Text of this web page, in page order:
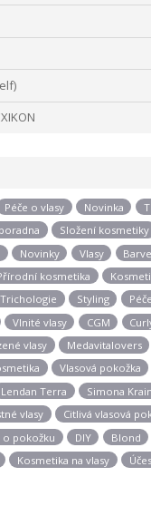
Péče o vlasy Novinka
Složení kosmetiky
Novinky Vlasy
kosmetika
Trichologie Styling
Vlnité vlasy CGM
vlasy Medavitalovers
Vlasová pokožka
Lendan Terra
Simona
vlasy
Citlivá vlasová
o pokožku DIY
Blond
Kosmetika na vlasy